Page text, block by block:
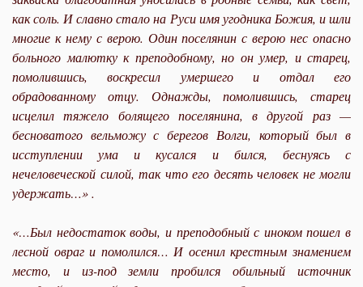
как соль. И славно стало на Руси имя угодника Божия, и шли
многие к нему с верою. Один поселянин с верою нес опасно
больного малютку к преподобному, но он умер, и старец,
помолившись, воскресил умершего и отдал его
обрадованному отцу. Однажды, помолившись, старец
исцелил тяжело болящего поселянина, в другой раз —
бесноватого вельможу с берегов Волги, который был в
исступлении ума и кусался и бился, беснуясь с
нечеловеческой силой, так что его десять человек не могли
удержать…» .
«…Был недостаток воды, и преподобный с иноком пошел в
лесной овраг и помолился… И осенил крестным знамением
место, и из-под земли пробился обильный источник